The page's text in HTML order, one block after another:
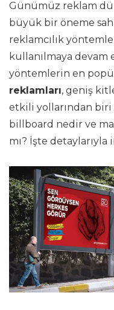
Günümüz reklam
büyük bir öneme
reklamcılık
kullanılmaya devam
yöntemlerin en
reklamları, geniş
etkili yollarından
billboard nedir ve
mı? İşte detaylarıyla